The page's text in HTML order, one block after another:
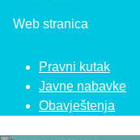
Web stranica
Pravni kutak
Javne nabavke
Obavještenja